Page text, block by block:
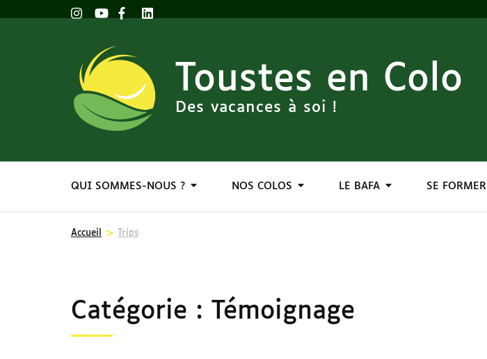
Toustes en Colo
Des vacances à soi !
QUI SOMMES-NOUS ? NOS COLOS LE BAFA SE FORMER
Accueil > Trips
Catégorie : Témoignage